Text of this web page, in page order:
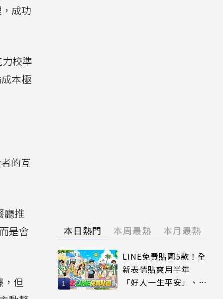
成功
校準
本極
的互
廳推
是會
但
本日熱門 本周最熱 本月最熱
LINE免費貼圖5款！全
新表情貼爽用半年
「好人一生平安」、